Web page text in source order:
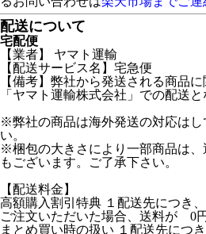
配送について
宅配便
【業者】 ヤマト運輸
【配送サービス名】宅急便
【備考】弊社から発送される商品
「ヤマト運輸株式会社」での配送と
※弊社の商品は海外発送の対応はし
い。
※梱包の大きさにより一部商品は、
もございます。ご了承下さい。
【配送料金】
高額購入割引特典 １配送先につき
ご注文いただいた場合、送料が 0
まとめ買い時の扱い １配送先につ